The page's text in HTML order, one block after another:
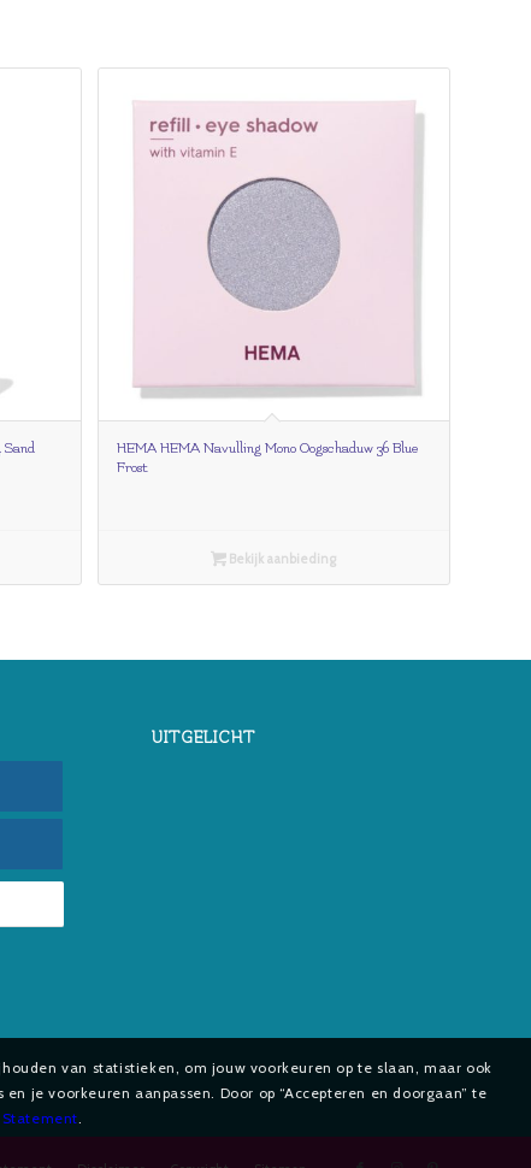
Sand
HEMA HEMA Navulling Mono Oogschaduw 36 Blue
Frost
Bekijk aanbieding
UITGELICHT
van statistieken, om jouw voorkeuren op te slaan, maar ook
je voorkeuren aanpassen. Door op “Accepteren en doorgaan” te
Statement.